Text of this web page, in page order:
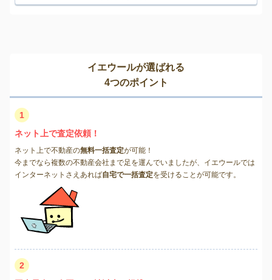
イエウールが選ばれる
4つのポイント
1
ネット上で査定依頼！
ネット上で不動産の無料一括査定が可能！
今までなら複数の不動産会社まで足を運んでいましたが、イエウールでは
インターネットさえあれば自宅で一括査定を受けることが可能です。
2